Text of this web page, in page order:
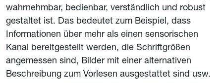
wahrnehmbar, bedienbar, verständlich und robust
gestaltet ist. Das bedeutet zum Beispiel, dass
Informationen über mehr als einen sensorischen
Kanal bereitgestellt werden, die Schriftgrößen
angemessen sind, Bilder mit einer alternativen
Beschreibung zum Vorlesen ausgestattet sind usw.